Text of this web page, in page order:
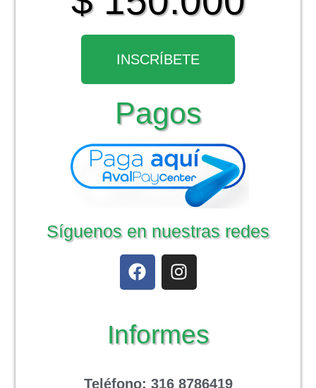
INSCRÍBETE
Pagos
Síguenos en nuestras redes
Informes
Teléfono: 316 8786419